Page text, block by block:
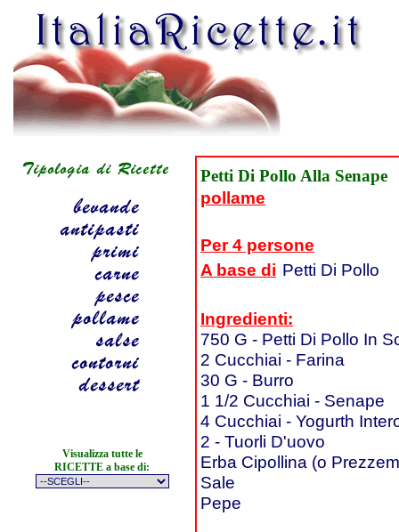
Visualizza tutte le
RICETTE a base di:
Petti Di Pollo Alla Senape
pollame
Per 4 persone
A base di Petti Di Pollo
Ingredienti:
750 G - Petti Di Pollo In
2 Cucchiai - Farina
30 G - Burro
1 1/2 Cucchiai - Senape
4 Cucchiai - Yogurth
2 - Tuorli D'uovo
Erba Cipollina (o
Sale
Pepe